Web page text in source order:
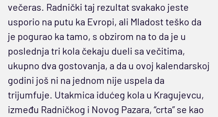
večeras. Radnički taj rezultat svakako jeste
usporio na putu ka Evropi, ali Mladost teško da
je pogurao ka tamo, s obzirom na to da je u
poslednja tri kola čekaju dueli sa večitima,
ukupno dva gostovanja, a da u ovoj kalendarskoj
godini još ni na jednom nije uspela da
trijumfuje. Utakmica idućeg kola u Kragujevcu,
između Radničkog i Novog Pazara, “crta” se kao